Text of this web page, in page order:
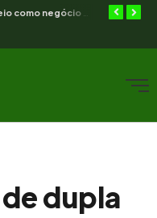
dupla